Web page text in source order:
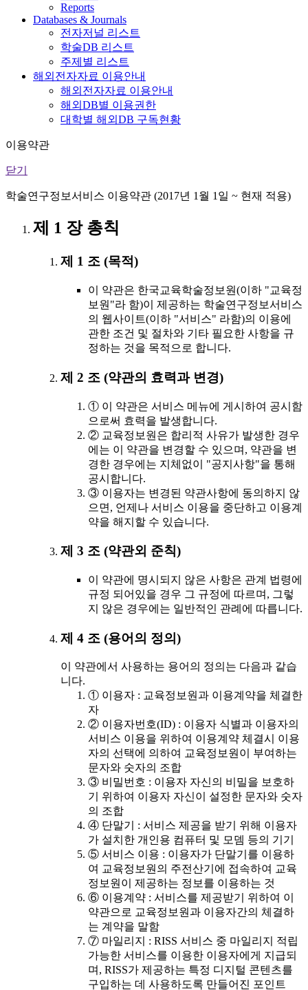
Reports
Databases & Journals
전자저널 리스트
학술DB 리스트
주제별 리스트
해외전자자료 이용안내
해외전자자료 이용안내
해외DB별 이용권한
대학별 해외DB 구독현황
이용약관
닫기
학술연구정보서비스 이용약관 (2017년 1월 1일 ~ 현재 적용)
제 1 장 총칙
제 1 조 (목적)
이 약관은 한국교육학술정보원(이하 "교육정
보원"라 함)이 제공하는 학술연구정보서비스
의 웹사이트(이하 "서비스" 라함)의 이용에
관한 조건 및 절차와 기타 필요한 사항을 규
정하는 것을 목적으로 합니다.
제 2 조 (약관의 효력과 변경)
① 이 약관은 서비스 메뉴에 게시하여 공시함
으로써 효력을 발생합니다.
② 교육정보원은 합리적 사유가 발생한 경우
에는 이 약관을 변경할 수 있으며, 약관을 변
경한 경우에는 지체없이 "공지사항"을 통해
공시합니다.
③ 이용자는 변경된 약관사항에 동의하지 않
으면, 언제나 서비스 이용을 중단하고 이용계
약을 해지할 수 있습니다.
제 3 조 (약관외 준칙)
이 약관에 명시되지 않은 사항은 관계 법령에
규정 되어있을 경우 그 규정에 따르며, 그렇
지 않은 경우에는 일반적인 관례에 따릅니다.
제 4 조 (용어의 정의)
이 약관에서 사용하는 용어의 정의는 다음과 같습
니다.
① 이용자 : 교육정보원과 이용계약을 체결한
자
② 이용자번호(ID) : 이용자 식별과 이용자의
서비스 이용을 위하여 이용계약 체결시 이용
자의 선택에 의하여 교육정보원이 부여하는
문자와 숫자의 조합
③ 비밀번호 : 이용자 자신의 비밀을 보호하
기 위하여 이용자 자신이 설정한 문자와 숫자
의 조합
④ 단말기 : 서비스 제공을 받기 위해 이용자
가 설치한 개인용 컴퓨터 및 모뎀 등의 기기
⑤ 서비스 이용 : 이용자가 단말기를 이용하
여 교육정보원의 주전산기에 접속하여 교육
정보원이 제공하는 정보를 이용하는 것
⑥ 이용계약 : 서비스를 제공받기 위하여 이
약관으로 교육정보원과 이용자간의 체결하
는 계약을 말함
⑦ 마일리지 : RISS 서비스 중 마일리지 적립
가능한 서비스를 이용한 이용자에게 지급되
며, RISS가 제공하는 특정 디지털 콘텐츠를
구입하는 데 사용하도록 만들어진 포인트